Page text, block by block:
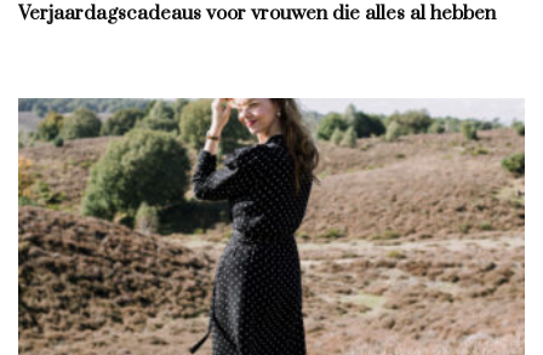
Verjaardagscadeaus voor vrouwen die alles al hebben